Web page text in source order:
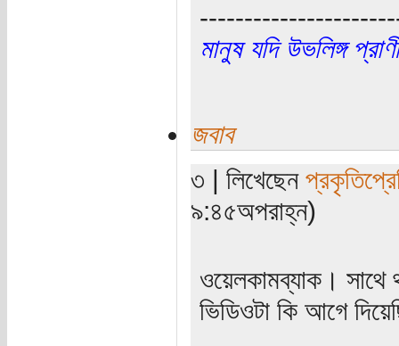
মানুষ যদি উভলিঙ্গ
জবাব
৩ | লিখেছেন
৯:৪৫অপরাহ্ন)
ওয়েলকামব্যাক। সাথে
ভিডিওটা কি আগে